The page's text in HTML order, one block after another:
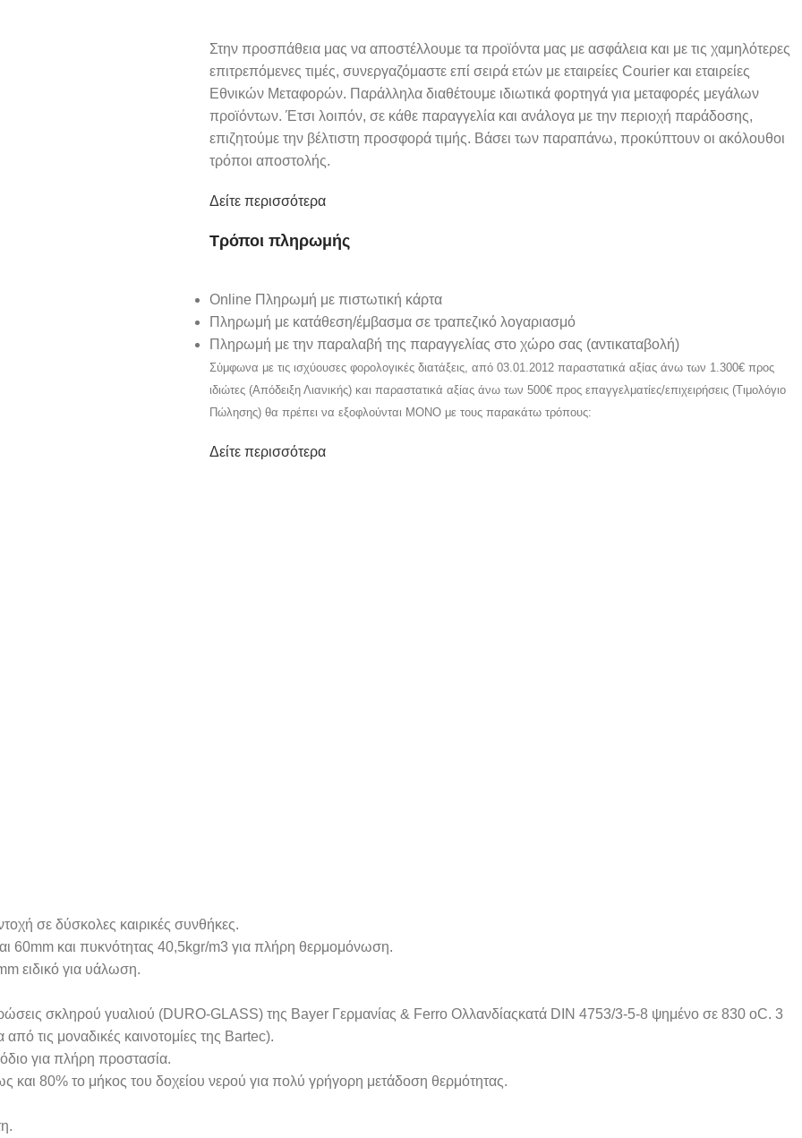
Στην προσπάθεια μας να αποστέλλουμε τα προϊόντα μας με ασφάλεια και με τις χαμηλότερες
επιτρεπόμενες τιμές, συνεργαζόμαστε επί σειρά ετών με εταιρείες Courier και εταιρείες
Εθνικών Μεταφορών. Παράλληλα διαθέτουμε ιδιωτικά φορτηγά για μεταφορές μεγάλων
προϊόντων. Έτσι λοιπόν, σε κάθε παραγγελία και ανάλογα με την περιοχή παράδοσης,
επιζητούμε την βέλτιστη προσφορά τιμής. Βάσει των παραπάνω, προκύπτουν οι ακόλουθοι
τρόποι αποστολής.
Δείτε περισσότερα
Τρόποι πληρωμής
Online Πληρωμή με πιστωτική κάρτα
Πληρωμή με κατάθεση/έμβασμα σε τραπεζικό λογαριασμό
Πληρωμή με την παραλαβή της παραγγελίας στο χώρο σας (αντικαταβολή)
Σύμφωνα με τις ισχύουσες φορολογικές διατάξεις, από 03.01.2012 παραστατικά αξίας άνω των 1.300€ προς
ιδιώτες (Απόδειξη Λιανικής) και παραστατικά αξίας άνω των 500€ προς επαγγελματίες/επιχειρήσεις (Τιμολόγιο
Πώλησης) θα πρέπει να εξοφλούνται ΜΟΝΟ με τους παρακάτω τρόπους:
Δείτε περισσότερα
σε δύσκολες καιρικές συνθήκες.
60mm και πυκνότητας 40,5kgr/m3 για πλήρη θερμομόνωση.
ειδικό για υάλωση.
σκληρού γυαλιού (DURO-GLASS) της Bayer Γερμανίας & Ferro Ολλανδίαςκατά DIN 4753/3-5-8 ψημένο σε 830 oC. 3
τις μοναδικές καινοτομίες της Bartec).
για πλήρη προστασία.
και 80% το μήκος του δοχείου νερού για πολύ γρήγορη μετάδοση θερμότητας.